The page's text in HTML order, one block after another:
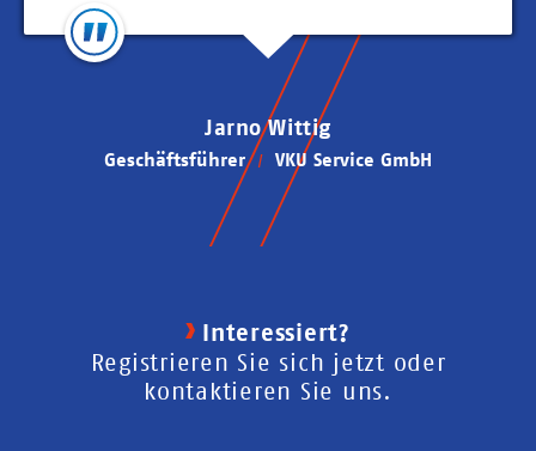
Jarno Wittig
Geschäftsführer VKU Service GmbH
Interessiert?
Registrieren Sie sich jetzt oder
kontaktieren Sie uns.